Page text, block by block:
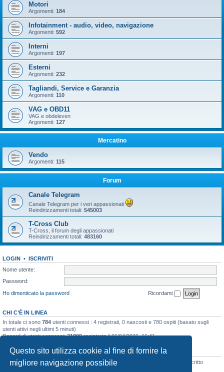
Questo sito utilizza cookie al fine di fornire la
migliore navigazione possibile
Motori
Argomenti: 184
Infotainment - audio, video, navigazione
Argomenti: 592
Interni
Argomenti: 197
Esterni
Argomenti: 232
Tagliandi, Service e Garanzia
Argomenti: 110
VAG e OBD11
VAG e obdeleven
Argomenti: 127
Mercatino
Vendo
Argomenti: 115
Forum
Canale Telegram
Canale Telegram per i veri appassionati
Reindirizzamenti totali: 545003
T-Cross Club
T-Cross, il forum degli appassionati
Reindirizzamenti totali: 483160
LOGIN • ISCRIVITI
Nome utente:
Password:
Ho dimenticato la password
Ricordami
CHI C’È IN LINEA
In totale ci sono 784 utenti connessi : 4 registrati, 0 nascosti e 780 ospiti (basato sugli
utenti attivi negli ultimi 5 minuti)
Record di utenti connessi:21899registrato il 06/04/2026, 16:41
STATISTICHE
Totale messaggi48133• Totale argomenti 3073• Totale iscritti
• Ultimo iscritto
Filipporim